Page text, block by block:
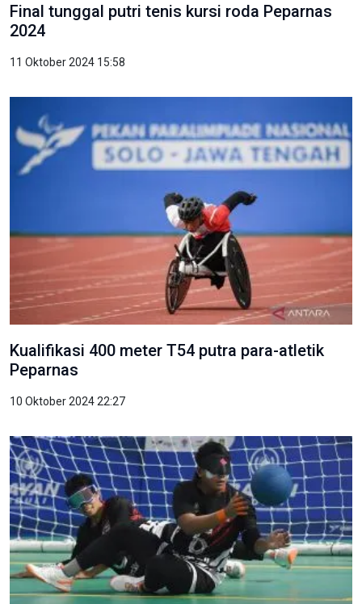
Final tunggal putri tenis kursi roda Peparnas
2024
11 Oktober 2024 15:58
Kualifikasi 400 meter T54 putra para-atletik
Peparnas
10 Oktober 2024 22:27